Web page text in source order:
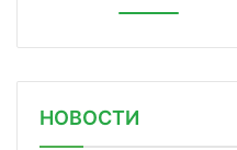
НОВОСТИ